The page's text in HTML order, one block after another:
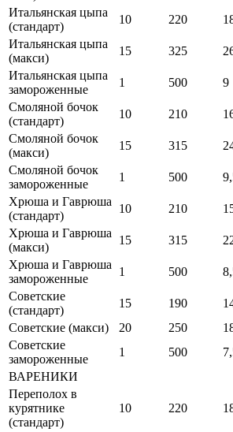
Итальянская цыпа
(стандарт)
10 220
Итальянская цыпа
(макси)
15 325
Итальянская цыпа
замороженные
1 500 9
Смоляной бочок
(стандарт)
10 210
Смоляной бочок
(макси)
15 315
Смоляной бочок
замороженные
1 500
Хрюша и Гаврюша
(стандарт)
10 210
Хрюша и Гаврюша
(макси)
15 315
Хрюша и Гаврюша
замороженные
1 500
Советские
(стандарт)
15 190
Советские (макси)
20 250
Советские
замороженные
1 500
ВАРЕНИКИ
Переполох в
курятнике
(стандарт)
10 220